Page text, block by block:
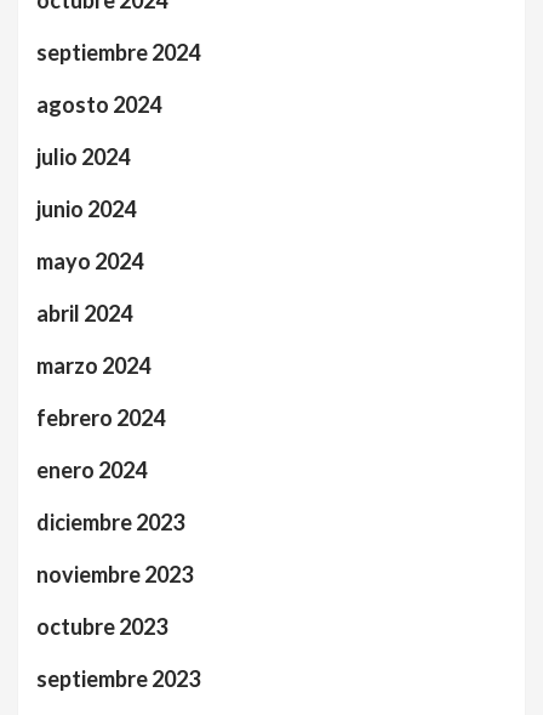
septiembre 2024
agosto 2024
julio 2024
junio 2024
mayo 2024
abril 2024
marzo 2024
febrero 2024
enero 2024
diciembre 2023
noviembre 2023
octubre 2023
septiembre 2023